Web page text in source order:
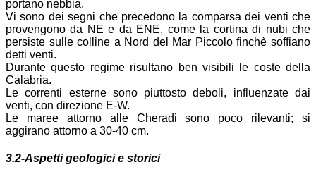
portano nebbia.
Vi sono dei segni che precedono la comparsa dei venti che
provengono da NE e da ENE, come la cortina di nubi che
persiste sulle colline a Nord del Mar Piccolo finchè soffiano
detti venti.
Durante questo regime risultano ben visibili le coste della
Calabria.
Le correnti esterne sono piuttosto deboli, influenzate dai
venti, con direzione E-W.
Le maree attorno alle Cheradi sono poco rilevanti; si
aggirano attorno a 30-40 cm.
3.2-Aspetti geologici e storici